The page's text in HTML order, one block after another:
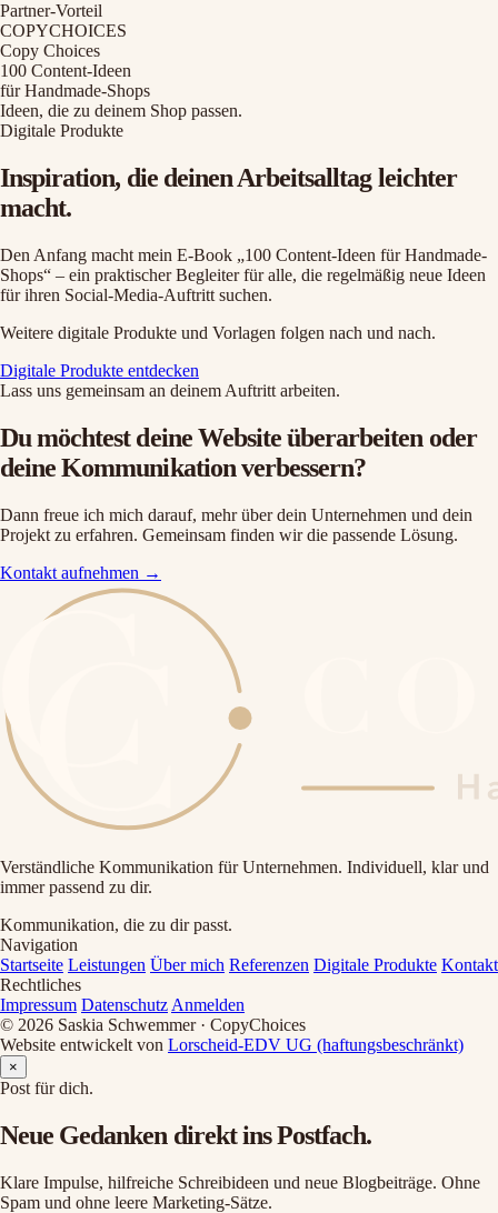
Partner-Vorteil
COPYCHOICES
Copy Choices
100 Content-Ideen
für Handmade-Shops
Ideen, die zu deinem Shop passen.
Digitale Produkte
Inspiration, die deinen Arbeitsalltag leichter
macht.
Den Anfang macht mein E-Book „100 Content-Ideen für Handmade-
Shops“ – ein praktischer Begleiter für alle, die regelmäßig neue Ideen
für ihren Social-Media-Auftritt suchen.
Weitere digitale Produkte und Vorlagen folgen nach und nach.
Digitale Produkte entdecken
Lass uns gemeinsam an deinem Auftritt arbeiten.
Du möchtest deine Website überarbeiten oder
deine Kommunikation verbessern?
Dann freue ich mich darauf, mehr über dein Unternehmen und dein
Projekt zu erfahren. Gemeinsam finden wir die passende Lösung.
Kontakt aufnehmen →
Verständliche Kommunikation für Unternehmen. Individuell, klar und
immer passend zu dir.
Kommunikation, die zu dir passt.
Navigation
Startseite Leistungen Über mich Referenzen Digitale Produkte Kontakt
Rechtliches
Impressum Datenschutz Anmelden
© 2026 Saskia Schwemmer · CopyChoices
Website entwickelt von Lorscheid-EDV UG (haftungsbeschränkt)
×
Post für dich.
Neue Gedanken direkt ins Postfach.
Klare Impulse, hilfreiche Schreibideen und neue Blogbeiträge. Ohne
Spam und ohne leere Marketing-Sätze.